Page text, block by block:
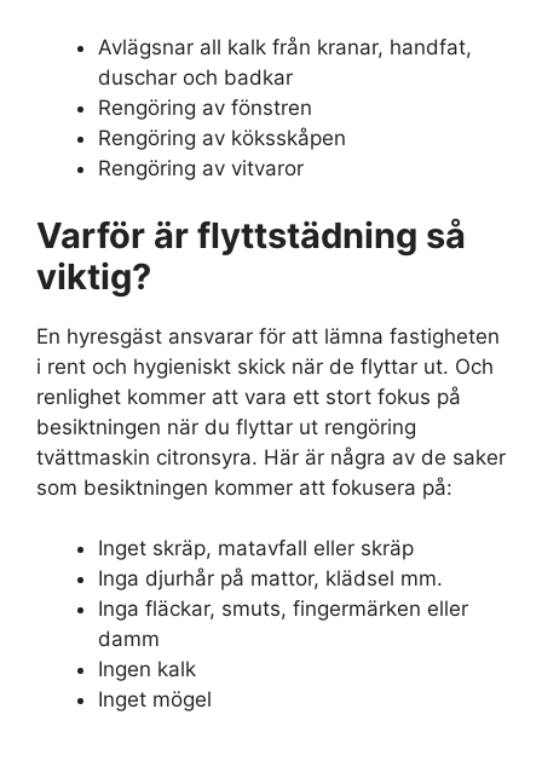
Avlägsnar all kalk från kranar, handfat,
duschar och badkar
Rengöring av fönstren
Rengöring av köksskåpen
Rengöring av vitvaror
Varför är flyttstädning så
viktig?
En hyresgäst ansvarar för att lämna fastigheten
i rent och hygieniskt skick när de flyttar ut. Och
renlighet kommer att vara ett stort fokus på
besiktningen när du flyttar ut rengöring
tvättmaskin citronsyra. Här är några av de saker
som besiktningen kommer att fokusera på:
Inget skräp, matavfall eller skräp
Inga djurhår på mattor, klädsel mm.
Inga fläckar, smuts, fingermärken eller
damm
Ingen kalk
Inget mögel